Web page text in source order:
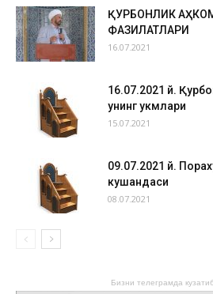
ҚУРБОНЛИК
ФАЗИЛАТЛАРИ
16.07.2021
16.07.2021 й.
унинг ҳукмлари
15.07.2021
09.07.2021 й.
кушандаси
08.07.2021
Бизни телеграмда